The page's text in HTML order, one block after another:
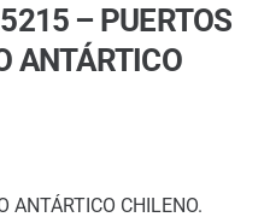
– PUERTOS
ANTÁRTICO
ANTÁRTICO CHILENO.